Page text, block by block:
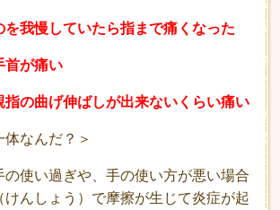
を我慢していたら指まで痛くなった
首が痛い
指の曲げ伸ばしが出来ないくらい痛い
体なんだ？＞
の使い過ぎや、手の使い方が悪い場合
けんしょう）で摩擦が生じて炎症が起